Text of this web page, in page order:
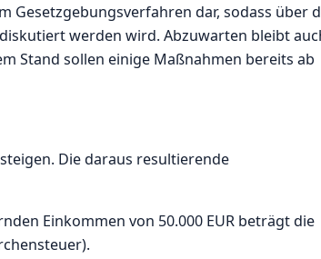
Gesetzgebungsverfahren dar, sodass über
werden wird. Abzuwarten bleibt
Stand sollen einige Maßnahmen bereits ab
Die daraus resultierende
Einkommen von 50.000 EUR beträgt die